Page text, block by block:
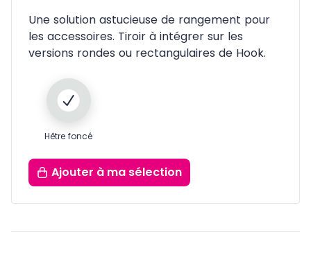
Une solution astucieuse de rangement pour
les accessoires. Tiroir à intégrer sur les
versions rondes ou rectangulaires de Hook.
Hêtre foncé
Ajouter à ma sélection